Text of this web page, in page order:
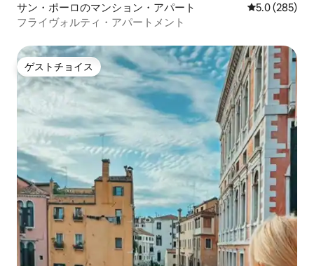
サン・ポーロのマンション・アパート レビュー285
5.0 (285)
フライヴォルティ・アパートメント
ゲストチョイス
ゲストチョイス